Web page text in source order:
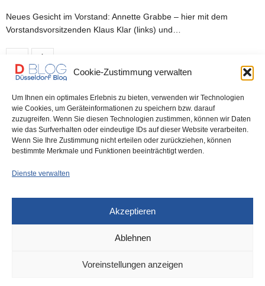
Cookie-Zustimmung verwalten
Um Ihnen ein optimales Erlebnis zu bieten, verwenden wir Technologien
wie Cookies, um Geräteinformationen zu speichern bzw. darauf
zuzugreifen. Wenn Sie diesen Technologien zustimmen, können wir Daten
wie das Surfverhalten oder eindeutige IDs auf dieser Website verarbeiten.
Wenn Sie Ihre Zustimmung nicht erteilen oder zurückziehen, können
bestimmte Merkmale und Funktionen beeinträchtigt werden.
Dienste verwalten
Akzeptieren
Ablehnen
Voreinstellungen anzeigen
Neues Gesicht im Vorstand: Annette Grabbe – hier mit dem
Vorstandsvorsitzenden Klaus Klar (links) und…
DÜSSELDORF 9. MÄRZ 2023
Regionalwettbewerb „Jugend forscht“
erneut zu Gast bei der Rheinbahn
Jung und neugierig – die Kinder, die bei „Jugend forscht“